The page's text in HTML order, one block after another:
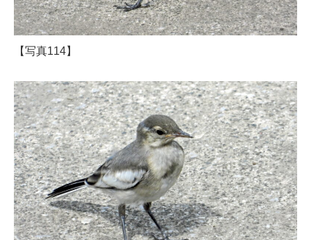
【写真114】